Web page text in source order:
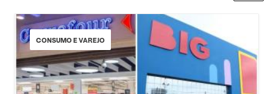
CONSUMO E VAREJO